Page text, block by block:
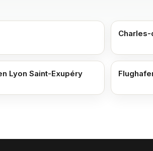
Lyon Saint-Exupéry